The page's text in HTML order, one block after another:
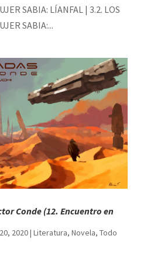
SABIA: LÍANFAL | 3.2. LOS
SABIA:...
Conde (12. Encuentro en
2020| Literatura, Novela, Todo